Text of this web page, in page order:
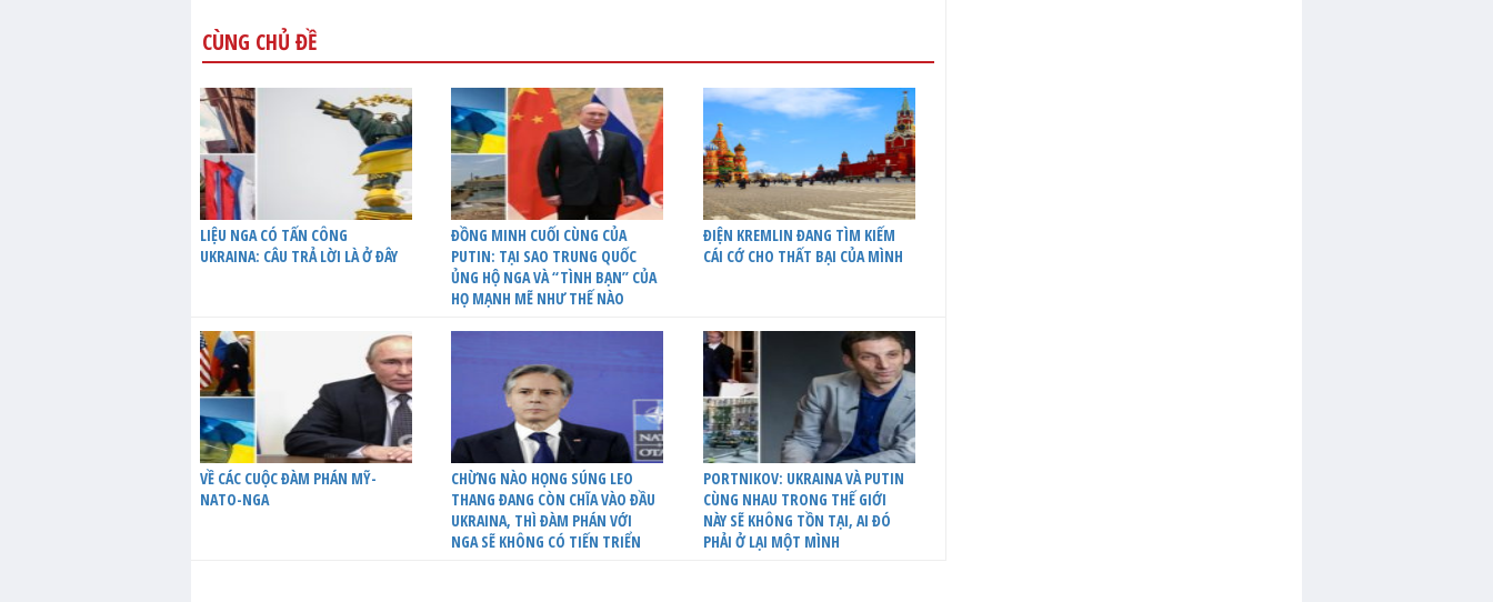
CÙNG CHỦ ĐỀ
LIỆU NGA CÓ TẤN CÔNG
UKRAINA: CÂU TRẢ LỜI LÀ Ở ĐÂY
ĐỒNG MINH CUỐI CÙNG CỦA
PUTIN: TẠI SAO TRUNG QUỐC
ỦNG HỘ NGA VÀ “TÌNH BẠN” CỦA
HỌ MẠNH MẼ NHƯ THẾ NÀO
ĐIỆN KREMLIN ĐANG TÌM KIẾM
CÁI CỚ CHO THẤT BẠI CỦA MÌNH
VỀ CÁC CUỘC ĐÀM PHÁN MỸ-
NATO-NGA
CHỪNG NÀO HỌNG SÚNG LEO
THANG ĐANG CÒN CHĨA VÀO ĐẦU
UKRAINA, THÌ ĐÀM PHÁN VỚI
NGA SẼ KHÔNG CÓ TIẾN TRIỂN
PORTNIKOV: UKRAINA VÀ PUTIN
CÙNG NHAU TRONG THẾ GIỚI
NÀY SẼ KHÔNG TỒN TẠI, AI ĐÓ
PHẢI Ở LẠI MỘT MÌNH